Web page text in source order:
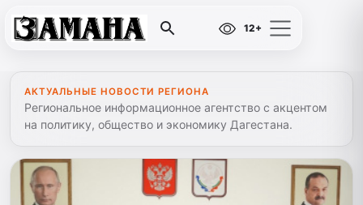
12+
АКТУАЛЬНЫЕ НОВОСТИ РЕГИОНА
Региональное информационное агентство с акцентом
на политику, общество и экономику Дагестана.